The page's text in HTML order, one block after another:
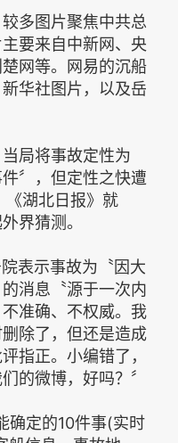
多图片聚焦中共总
要来自中新网、央
网等。网易的沉船
华社图片，以及岳
局将事故定性为
〞，但定性之快遭
《湖北日报》就
界猜测。
表示事故为〝因大
消息〝源于一次内
准确、不权威。我
除了，但还是造成
指正。小编错了，
的微博，好吗？〞
确定的10件事(实时